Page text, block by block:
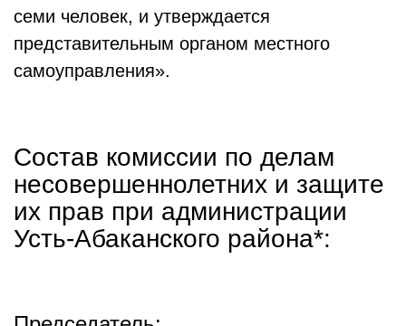
семи человек, и утверждается
представительным органом местного
самоуправления».
Состав комиссии по делам
несовершеннолетних и защите
их прав при администрации
Усть-Абаканского района*: